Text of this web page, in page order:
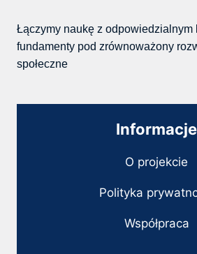
Łączymy naukę z odpowiedzialnym
fundamenty pod zrównoważony
społeczne
Informacje
O projekcie
Polityka
Współpraca